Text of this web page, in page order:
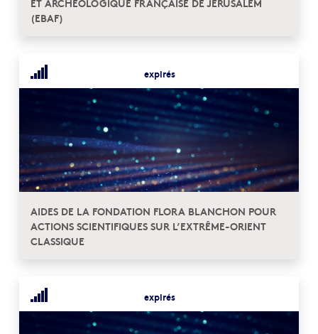
(EBAF)
expirés
AIDES DE LA FONDATION FLORA BLANCHON POUR
ACTIONS SCIENTIFIQUES SUR L’EXTRÊME-ORIENT
CLASSIQUE
expirés